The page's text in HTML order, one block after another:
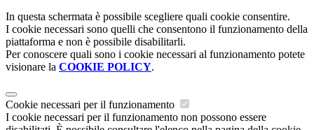
In questa schermata è possibile scegliere quali cookie consentire.
I cookie necessari sono quelli che consentono il funzionamento della
piattaforma e non è possibile disabilitarli.
Per conoscere quali sono i cookie necessari al funzionamento potete
visionare la COOKIE POLICY.
Cookie necessari per il funzionamento
I cookie necessari per il funzionamento non possono essere